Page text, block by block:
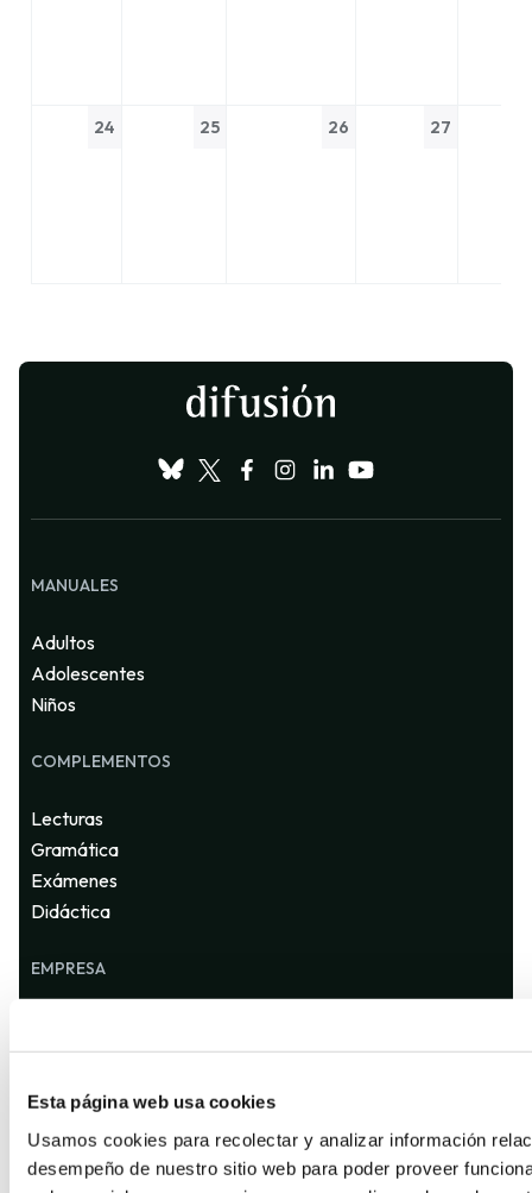
Esta página web usa cookies
Usamos cookies para recolectar y analizar información
desempeño de nuestro sitio web para poder proveer
24 25 26 27
MANUALES
Adultos
Adolescentes
Niños
COMPLEMENTOS
Lecturas
Gramática
Exámenes
Didáctica
EMPRESA
Contáctanos
Distribuidores
SUSCRÍBETE A NUESTRA NEWSLETTER